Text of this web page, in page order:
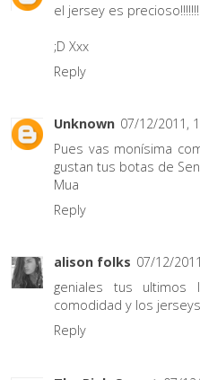
el jersey es precioso!!!!!!!!
;D Xxx
Reply
Unknown 07/12/2011,
Pues vas monísima
gustan tus botas de
Mua
Reply
alison folks 07/12/
geniales tus ultimos
comodidad y los
Reply